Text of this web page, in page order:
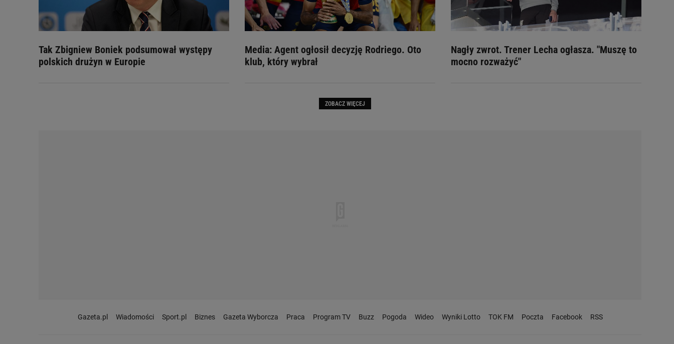
Tak Zbigniew Boniek podsumował występy
polskich drużyn w Europie
Media: Agent ogłosił decyzję Rodriego. Oto
klub, który wybrał
Nagły zwrot. Trener Lecha ogłasza. "Muszę to
mocno rozważyć"
ZOBACZ WIĘCEJ
Gazeta.pl Wiadomości Sport.pl Biznes Gazeta Wyborcza Praca Program TV Buzz Pogoda Wideo Wyniki Lotto TOK FM Poczta Facebook RSS